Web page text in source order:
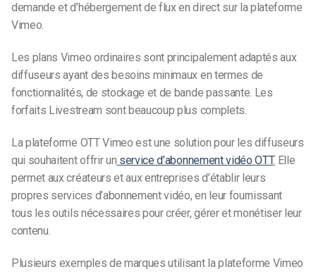
demande et d’hébergement de flux en direct sur la plateforme
Vimeo.
Les plans Vimeo ordinaires sont principalement adaptés aux
diffuseurs ayant des besoins minimaux en termes de
fonctionnalités, de stockage et de bande passante. Les
forfaits Livestream sont beaucoup plus complets.
La plateforme OTTVimeo est une solution pour les diffuseurs
qui souhaitent offrir un service d’abonnement vidéo OTT. Elle
permet aux créateurs et aux entreprises d’établir leurs
propres services d’abonnement vidéo, en leur fournissant
tous les outils nécessaires pour créer, gérer et monétiser leur
contenu.
Plusieurs exemples de marques utilisant la plateforme Vimeo